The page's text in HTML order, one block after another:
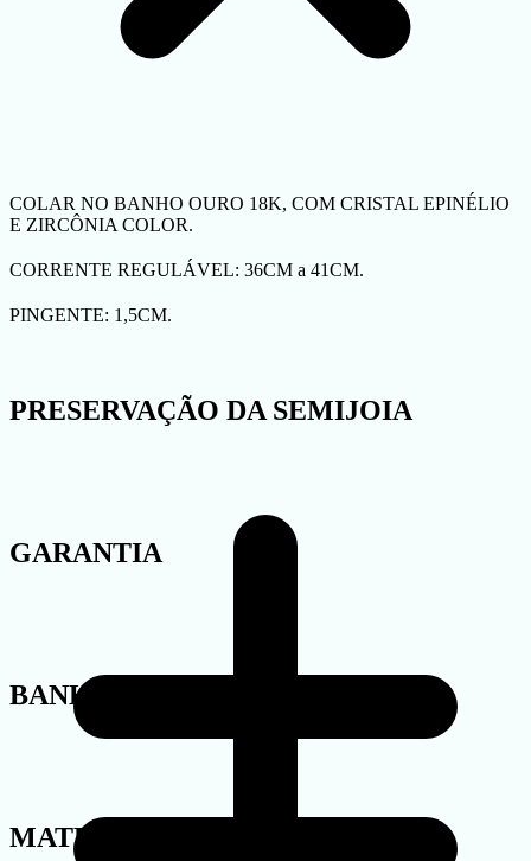
COLAR NO BANHO OURO 18K, COM CRISTAL EPINÉLIO
E ZIRCÔNIA COLOR.
CORRENTE REGULÁVEL: 36CM a 41CM.
PINGENTE: 1,5CM.
PRESERVAÇÃO DA SEMIJOIA
GARANTIA
BANHO
MATERIAL